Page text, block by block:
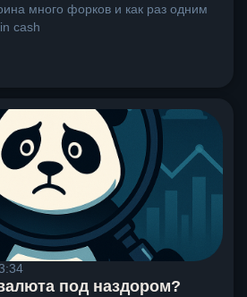
много форков и как раз одним
cash
под наздором?